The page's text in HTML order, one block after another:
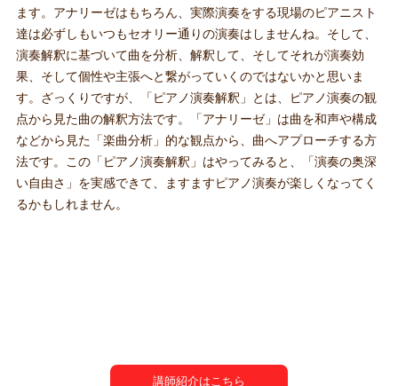
ます。アナリーゼはもちろん、実際演奏をする現場のピアニスト
達は必ずしもいつもセオリー通りの演奏はしませんね。そして、
演奏解釈に基づいて曲を分析、解釈して、そしてそれが演奏効
果、そして個性や主張へと繋がっていくのではないかと思いま
す。ざっくりですが、「ピアノ演奏解釈」とは、ピアノ演奏の観
点から見た曲の解釈方法です。「アナリーゼ」は曲を和声や構成
などから見た「楽曲分析」的な観点から、曲へアプローチする方
法です。この「ピアノ演奏解釈」はやってみると、「演奏の奥深
い自由さ」を実感できて、ますますピアノ演奏が楽しくなってく
るかもしれません。
講師紹介はこちら